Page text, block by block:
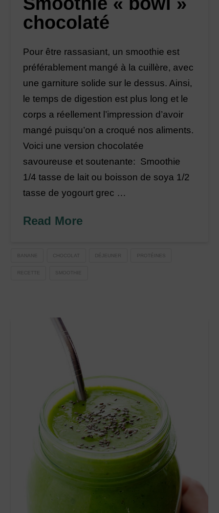
chocolaté
Pour être rassasiant, un smoothie est
préférablement mangé à la cuillère, avec
une garniture solide sur le dessus. Ainsi,
le temps de digestion est plus long et le
corps a réellement l’impression d’avoir
mangé puisqu’on a croqué nos aliments.
Voici une version chocolatée
savoureuse et soutenante: Smoothie
1/4 tasse de lait ou boisson de soya 1/2
tasse de yogourt grec …
Read More
BANANE CHOCOLAT DÉJEUNER PROTÉINES
RECETTE SMOOTHIE